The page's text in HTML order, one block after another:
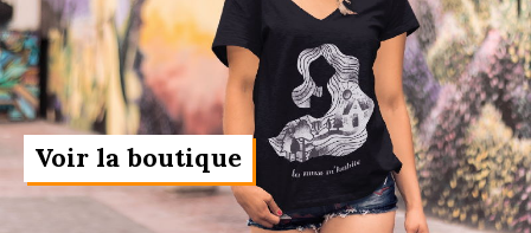
Voir la boutique